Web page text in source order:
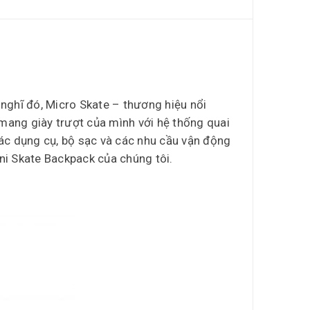
đó, Micro Skate – thương hiệu nổi
giày trượt của mình với hệ thống quai
dụng cụ, bộ sạc và các nhu cầu vận động
Skate Backpack của chúng tôi.